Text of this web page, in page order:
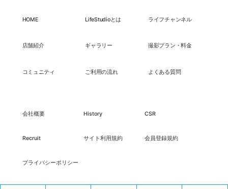
HOME LifeStudioとは ライフチャンネル
店舗紹介 ギャラリー 撮影プラン・料金
コミュニティ ご利用の流れ よくある質問
会社概要 History CSR
Recruit サイト利用規約 会員登録規約
プライバシーポリシー